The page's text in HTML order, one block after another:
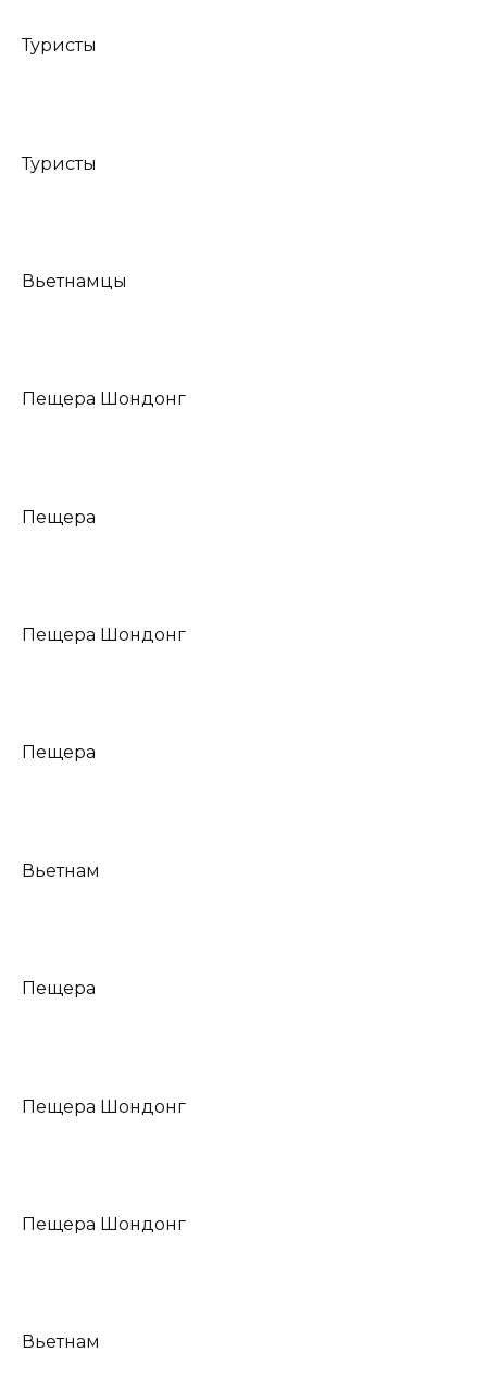
Туристы
Туристы
Вьетнамцы
Пещера Шондонг
Пещера
Пещера Шондонг
Пещера
Вьетнам
Пещера
Пещера Шондонг
Пещера Шондонг
Вьетнам